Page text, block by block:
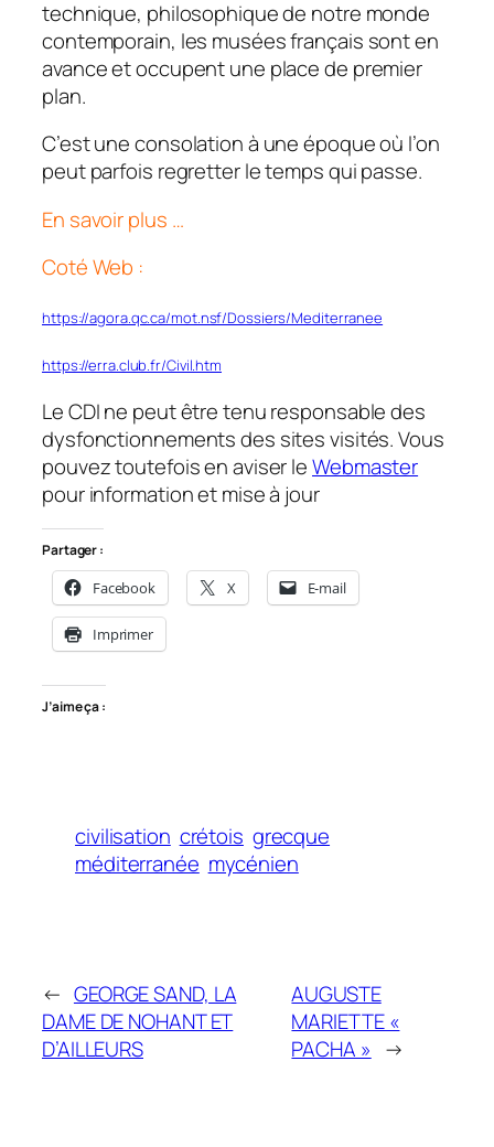
technique, philosophique de notre monde
contemporain, les musées français sont en
avance et occupent une place de premier
plan.
C’est une consolation à une époque où l’on
peut parfois regretter le temps qui passe.
En savoir plus …
Coté Web :
https://agora.qc.ca/mot.nsf/Dossiers/Mediterranee
https://erra.club.fr/Civil.htm
Le CDI ne peut être tenu responsable des
dysfonctionnements des sites visités. Vous
pouvez toutefois en aviser leWebmaster
pour information et mise à jour
Partager :
Facebook X E-mail
Imprimer
J’aime ça :
civilisation crétois grecque
méditerranée mycénien
← GEORGE SAND, LA
DAME DE NOHANT ET
D’AILLEURS
AUGUSTE
MARIETTE «
PACHA » →